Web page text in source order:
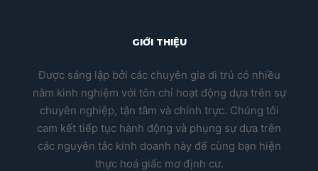
GIỚI THIỆU
Được sáng lập bởi các chuyên gia di trú có nhiều
năm kinh nghiệm với tôn chỉ hoạt động dựa trên sự
chuyên nghiệp, tận tâm và chính trực. Chúng tôi
cam kết tiếp tục hành động và phụng sự dựa trên
các nguyên tắc kinh doanh này để cùng bạn hiện
thực hoá giấc mơ định cư.